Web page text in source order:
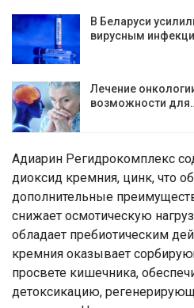
В Беларуси
вирусным
Лечение
возможности
Адиарин Регидрокомплекс
диоксид кремния, цинк, что
дополнительные
снижает осмотическую
обладает пребиотическим
кремния оказывает
просвете кишечника,
детоксикацию,